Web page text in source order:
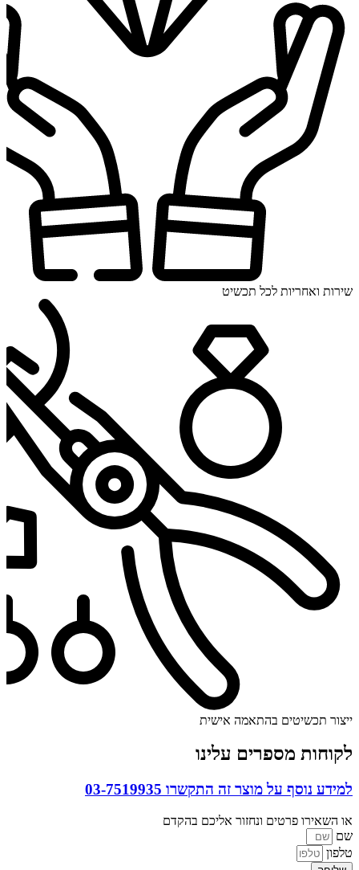
שירות ואחריות לכל תכשיט
ייצור תכשיטים בהתאמה אישית
לקוחות מספרים עלינו
למידע נוסף על מוצר זה התקשרו 03-7519935
או השאירו פרטים ונחזור אליכם בהקדם
שם
טלפון